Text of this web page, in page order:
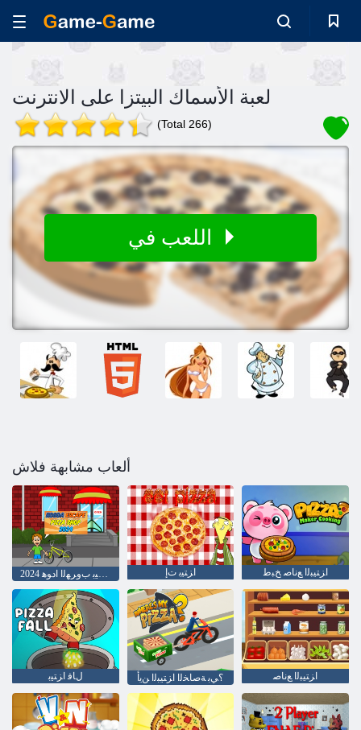
لعبة الأسماك البيتزا على الانترنت
(Total 266)
ألعاب مشابهة فلاش
2024 ﺏﻮﺷ ﺍﺰﺘﻴﺑ ﺏﻭﺮﻬﻟﺍ ﺍﺩﻮﻫ ﺍﺰﺘﻴﺑ ﺕﺇ ﺍﺰﺘﻴﺒﻟﺍ ﻊﻧﺎﺻ ﺦﺒﻃ
ﻝﺎﻓ ﺍﺰﺘﻴﺑ ؟ﻲﺑ ﺔﺻﺎﺨﻟﺍ ﺍﺰﺘﻴﺒﻟﺍ ﻦﻳﺃ ﺍﺰﺘﻴﺒﻟﺍ ﻊﻧﺎﺻ